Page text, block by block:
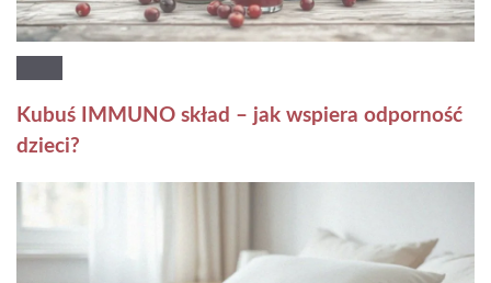
Kubuś IMMUNO skład – jak wspiera odporność
dzieci?